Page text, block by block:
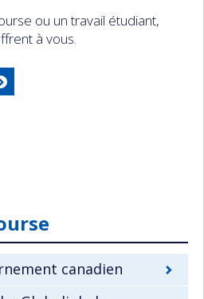
ou un travail étudiant,
à vous.
canadien